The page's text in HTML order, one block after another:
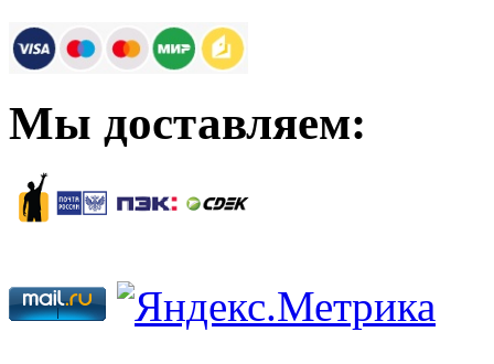
Мы доставляем: